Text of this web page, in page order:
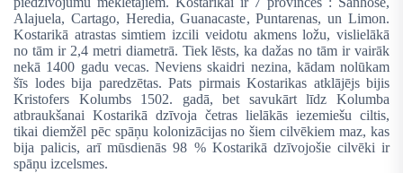
Alajuela, Cartago, Heredia, Guanacaste, Puntarenas, un Limon.
Kostarikā atrastas simtiem izcili veidotu akmens ložu, vislielākā
no tām ir 2,4 metri diametrā. Tiek lēsts, ka dažas no tām ir vairāk
nekā 1400 gadu vecas. Neviens skaidri nezina, kādam nolūkam
šīs lodes bija paredzētas. Pats pirmais Kostarikas atklājējs bijis
Kristofers Kolumbs 1502. gadā, bet savukārt līdz Kolumba
atbraukšanai Kostarikā dzīvoja četras lielākās iezemiešu ciltis,
tikai diemžēl pēc spāņu kolonizācijas no šiem cilvēkiem maz, kas
bija palicis, arī mūsdienās 98 % Kostarikā dzīvojošie cilvēki ir
spāņu izcelsmes.